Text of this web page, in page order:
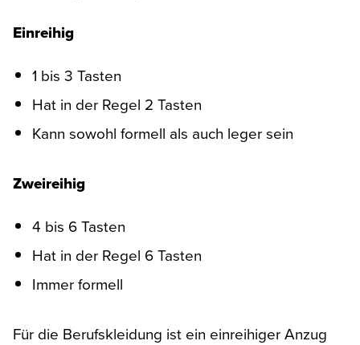
Einreihig
1 bis 3 Tasten
Hat in der Regel 2 Tasten
Kann sowohl formell als auch leger sein
Zweireihig
4 bis 6 Tasten
Hat in der Regel 6 Tasten
Immer formell
Für die Berufskleidung ist ein einreihiger Anzug